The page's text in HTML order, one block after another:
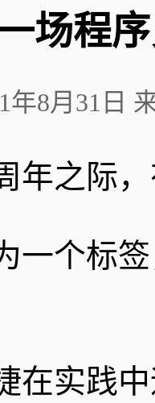
场程
年8月31日
年之际
一个标
在实践